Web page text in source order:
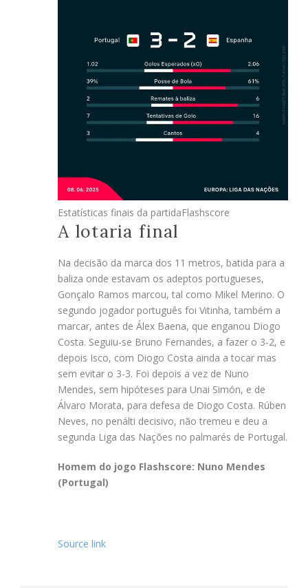
Estatísticas finais da partidaFlashscore
A lotaria final
Na decisão da marca dos 11 metros, batida para a
baliza onde estavam os adeptos portugueses,
Gonçalo Ramos marcou, tal como Mikel Merino. O
segundo jogador português foi Vitinha, também a
marcar, antes de Álex Baena, que enganou Diogo
Costa. Seguiu-se Bruno Fernandes, a fazer o 3-2, e
depois Isco, com Diogo Costa ainda a tocar mas
sem evitar o 3-3. Foi depois a vez de Nuno
Mendes, sem hipóteses para Unai Simón, e de
Álvaro Morata, para defesa de Diogo Costa. Rúben
Neves, no penálti decisivo, não tremeu e deu a
segunda Liga das Nações no palmarés de Portugal.
Homem do jogo Flashscore: Nuno Mendes
(Portugal)
Source link